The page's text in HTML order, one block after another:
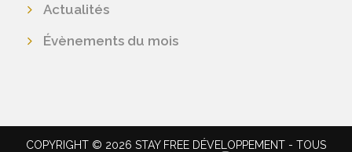
Actualités
Évènements du mois
COPYRIGHT © 2026 STAY FREE DÉVELOPPEMENT - TOUS